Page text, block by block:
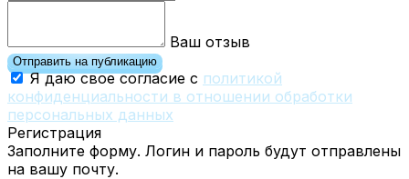
Ваш отзыв
Отправить на публикацию
Я даю свое согласие с политикой
конфиденциальности в отношении обработки
персональных данных
Регистрация
Заполните форму. Логин и пароль будут отправлены
на вашу почту.